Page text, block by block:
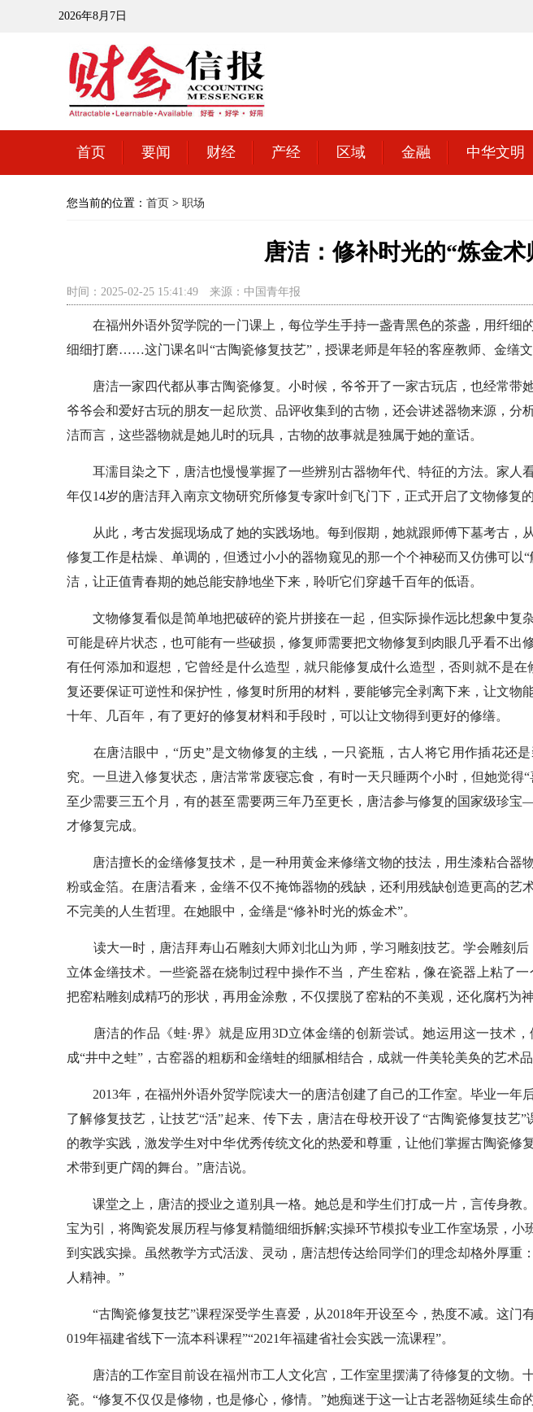
2026年8月7日
首页 要闻 财经 产经 区域 金融 中华文明
您当前的位置： 首页 > 职场
唐洁：修补时光的“炼金术
时间：2025-02-25 15:41:49 来源：中国青年报
在福州外语外贸学院的一门课上，每位学生手持一盏青黑色的茶盏，用纤细
细细打磨……这门课名叫“古陶瓷修复技艺”，授课老师是年轻的客座教师、金缮文
唐洁一家四代都从事古陶瓷修复。小时候，爷爷开了一家古玩店，也经常带
爷爷会和爱好古玩的朋友一起欣赏、品评收集到的古物，还会讲述器物来源，分
洁而言，这些器物就是她儿时的玩具，古物的故事就是独属于她的童话。
耳濡目染之下，唐洁也慢慢掌握了一些辨别古器物年代、特征的方法。家人看
年仅14岁的唐洁拜入南京文物研究所修复专家叶剑飞门下，正式开启了文物修复的
从此，考古发掘现场成了她的实践场地。每到假期，她就跟师傅下墓考古，
修复工作是枯燥、单调的，但透过小小的器物窥见的那一个个神秘而又仿佛可以
洁，让正值青春期的她总能安静地坐下来，聆听它们穿越千百年的低语。
文物修复看似是简单地把破碎的瓷片拼接在一起，但实际操作远比想象中复杂
可能是碎片状态，也可能有一些破损，修复师需要把文物修复到肉眼几乎看不出
有任何添加和遐想，它曾经是什么造型，就只能修复成什么造型，否则就不是
复还要保证可逆性和保护性，修复时所用的材料，要能够完全剥离下来，让文物
十年、几百年，有了更好的修复材料和手段时，可以让文物得到更好的修缮。
在唐洁眼中，“历史”是文物修复的主线，一只瓷瓶，古人将它用作插花还是
究。一旦进入修复状态，唐洁常常废寝忘食，有时一天只睡两个小时，但她觉得
至少需要三五个月，有的甚至需要两三年乃至更长，唐洁参与修复的国家级珍
才修复完成。
唐洁擅长的金缮修复技术，是一种用黄金来修缮文物的技法，用生漆粘合器
粉或金箔。在唐洁看来，金缮不仅不掩饰器物的残缺，还利用残缺创造更高的艺
不完美的人生哲理。在她眼中，金缮是“修补时光的炼金术”。
读大一时，唐洁拜寿山石雕刻大师刘北山为师，学习雕刻技艺。学会雕刻后
立体金缮技术。一些瓷器在烧制过程中操作不当，产生窑粘，像在瓷器上粘了
把窑粘雕刻成精巧的形状，再用金涂敷，不仅摆脱了窑粘的不美观，还化腐朽为
唐洁的作品《蛙·界》就是应用3D立体金缮的创新尝试。她运用这一技术，
成“井中之蛙”，古窑器的粗粝和金缮蛙的细腻相结合，成就一件美轮美奂的艺术品
2013年，在福州外语外贸学院读大一的唐洁创建了自己的工作室。毕业一年
了解修复技艺，让技艺“活”起来、传下去，唐洁在母校开设了“古陶瓷修复技艺
的教学实践，激发学生对中华优秀传统文化的热爱和尊重，让他们掌握古陶瓷修
术带到更广阔的舞台。”唐洁说。
课堂之上，唐洁的授业之道别具一格。她总是和学生们打成一片，言传身教
宝为引，将陶瓷发展历程与修复精髓细细拆解;实操环节模拟专业工作室场景，小
到实践实操。虽然教学方式活泼、灵动，唐洁想传达给同学们的理念却格外厚重
人精神。”
“古陶瓷修复技艺”课程深受学生喜爱，从2018年开设至今，热度不减。这门
019年福建省线下一流本科课程”“2021年福建省社会实践一流课程”。
唐洁的工作室目前设在福州市工人文化宫，工作室里摆满了待修复的文物。
瓷。“修复不仅仅是修物，也是修心，修情。”她痴迷于这一让古老器物延续生命